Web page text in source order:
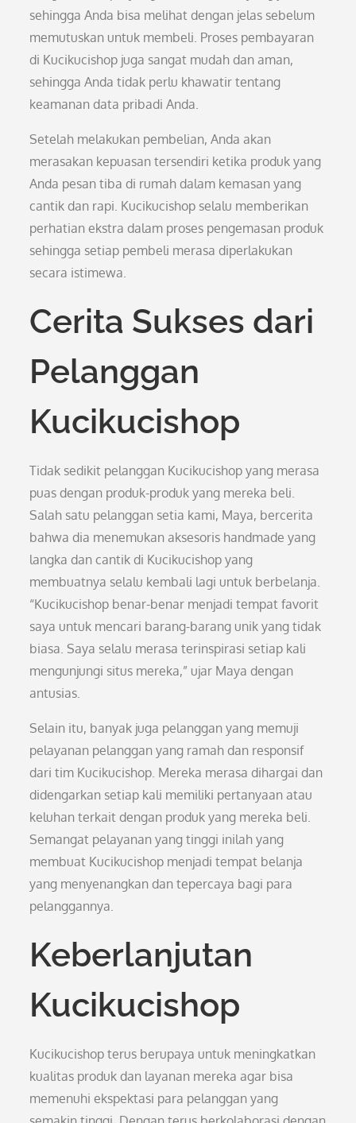
sehingga Anda bisa melihat dengan jelas sebelum
memutuskan untuk membeli. Proses pembayaran
di Kucikucishop juga sangat mudah dan aman,
sehingga Anda tidak perlu khawatir tentang
keamanan data pribadi Anda.
Setelah melakukan pembelian, Anda akan
merasakan kepuasan tersendiri ketika produk yang
Anda pesan tiba di rumah dalam kemasan yang
cantik dan rapi. Kucikucishop selalu memberikan
perhatian ekstra dalam proses pengemasan produk
sehingga setiap pembeli merasa diperlakukan
secara istimewa.
Cerita Sukses dari
Pelanggan
Kucikucishop
Tidak sedikit pelanggan Kucikucishop yang merasa
puas dengan produk-produk yang mereka beli.
Salah satu pelanggan setia kami, Maya, bercerita
bahwa dia menemukan aksesoris handmade yang
langka dan cantik di Kucikucishop yang
membuatnya selalu kembali lagi untuk berbelanja.
“Kucikucishop benar-benar menjadi tempat favorit
saya untuk mencari barang-barang unik yang tidak
biasa. Saya selalu merasa terinspirasi setiap kali
mengunjungi situs mereka,” ujar Maya dengan
antusias.
Selain itu, banyak juga pelanggan yang memuji
pelayanan pelanggan yang ramah dan responsif
dari tim Kucikucishop. Mereka merasa dihargai dan
didengarkan setiap kali memiliki pertanyaan atau
keluhan terkait dengan produk yang mereka beli.
Semangat pelayanan yang tinggi inilah yang
membuat Kucikucishop menjadi tempat belanja
yang menyenangkan dan tepercaya bagi para
pelanggannya.
Keberlanjutan
Kucikucishop
Kucikucishop terus berupaya untuk meningkatkan
kualitas produk dan layanan mereka agar bisa
memenuhi ekspektasi para pelanggan yang